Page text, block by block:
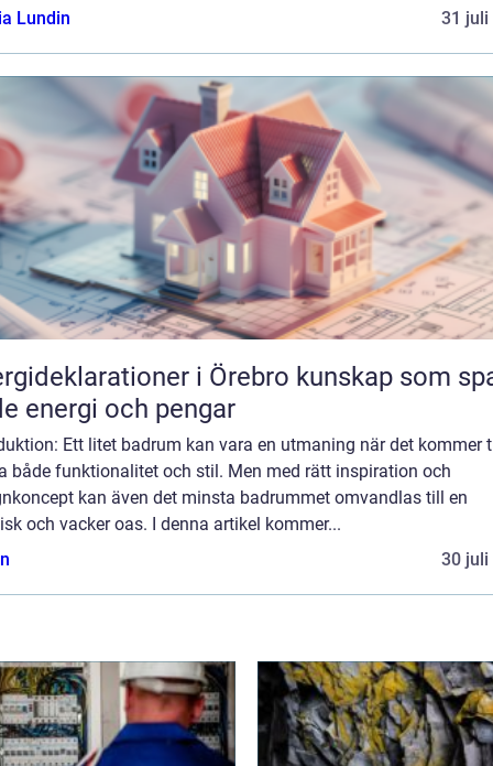
Lundin
31 juli
i Örebro kunskap som sparar
energi och pengar
Ett litet badrum kan vara en utmaning när det kommer
både funktionalitet och stil. Men med rätt inspiration och
kan även det minsta badrummet omvandlas till en
och vacker oas. I denna artikel kommer...
30 juli